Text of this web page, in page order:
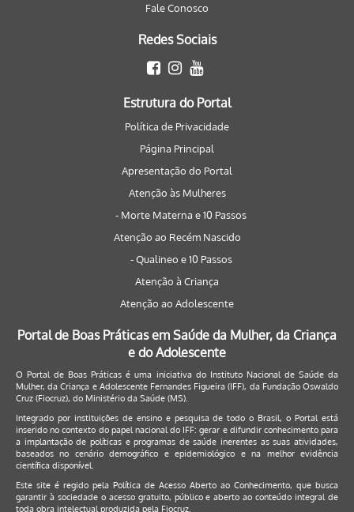
Fale Conosco
Redes Sociais
Estrutura do Portal
Política de Privacidade
Página Principal
Apresentação do Portal
Atenção às Mulheres
- Morte Materna e 10 Passos
Atenção ao Recém Nascido
- Qualineo e 10 Passos
Atenção à Criança
Atenção ao Adolescente
Portal de Boas Práticas em Saúde da Mulher, da Criança
e do Adolescente
O Portal de Boas Práticas é uma iniciativa do Instituto Nacional de Saúde da
Mulher, da Criança e Adolescente Fernandes Figueira (IFF), da Fundação Oswaldo
Cruz (Fiocruz), do Ministério da Saúde (MS).
Integrado por instituições de ensino e pesquisa de todo o Brasil, o Portal está
inserido no contexto do papel nacional do IFF: gerar e difundir conhecimento para
a implantação de políticas e programas de saúde inerentes as suas atividades,
baseados no cenário demográfico e epidemiológico e na melhor evidência
científica disponível.
Este site é regido pela Política de Acesso Aberto ao Conhecimento, que busca
garantir à sociedade o acesso gratuito, público e aberto ao conteúdo integral de
toda obra intelectual produzida pela Fiocruz.